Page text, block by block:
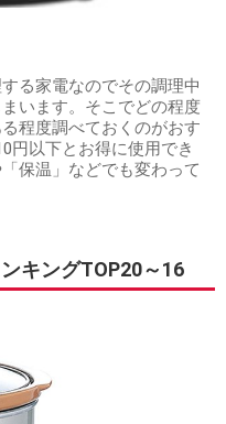
る家電なのでその調理中
います。そこでどの程度
程度調べておくのがおす
円以下とお得に使用でき
保温」などでも変わって
キングTOP20～16